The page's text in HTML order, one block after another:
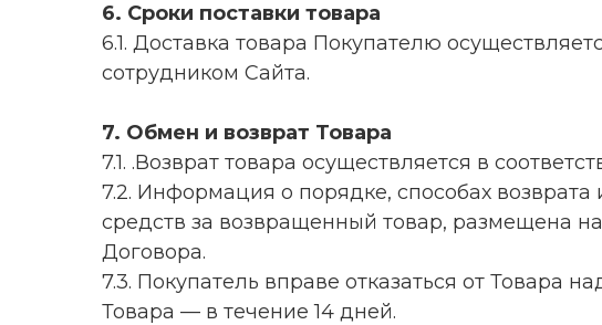
6. Сроки поставки товара
6.1. Доставка товара Покупателю
сотрудником Сайта.
7. Обмен и возврат Товара
7.1. .Возврат товара осуществляется в
7.2. Информация о порядке, способах
средств за возвращенный товар, размещена
Договора.
7.3. Покупатель вправе отказаться от Товара
Товара — в течение 14 дней.